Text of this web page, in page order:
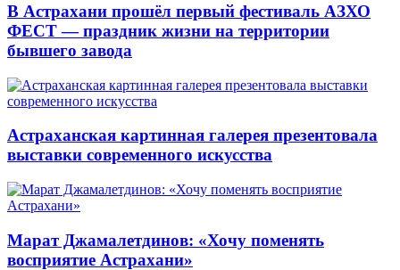
В Астрахани прошёл первый фестиваль АЗХО
ФЕСТ — праздник жизни на территории
бывшего завода
Астраханская картинная галерея презентовала
выставки современного искусства
Марат Джамалетдинов: «Хочу поменять
восприятие Астрахани»